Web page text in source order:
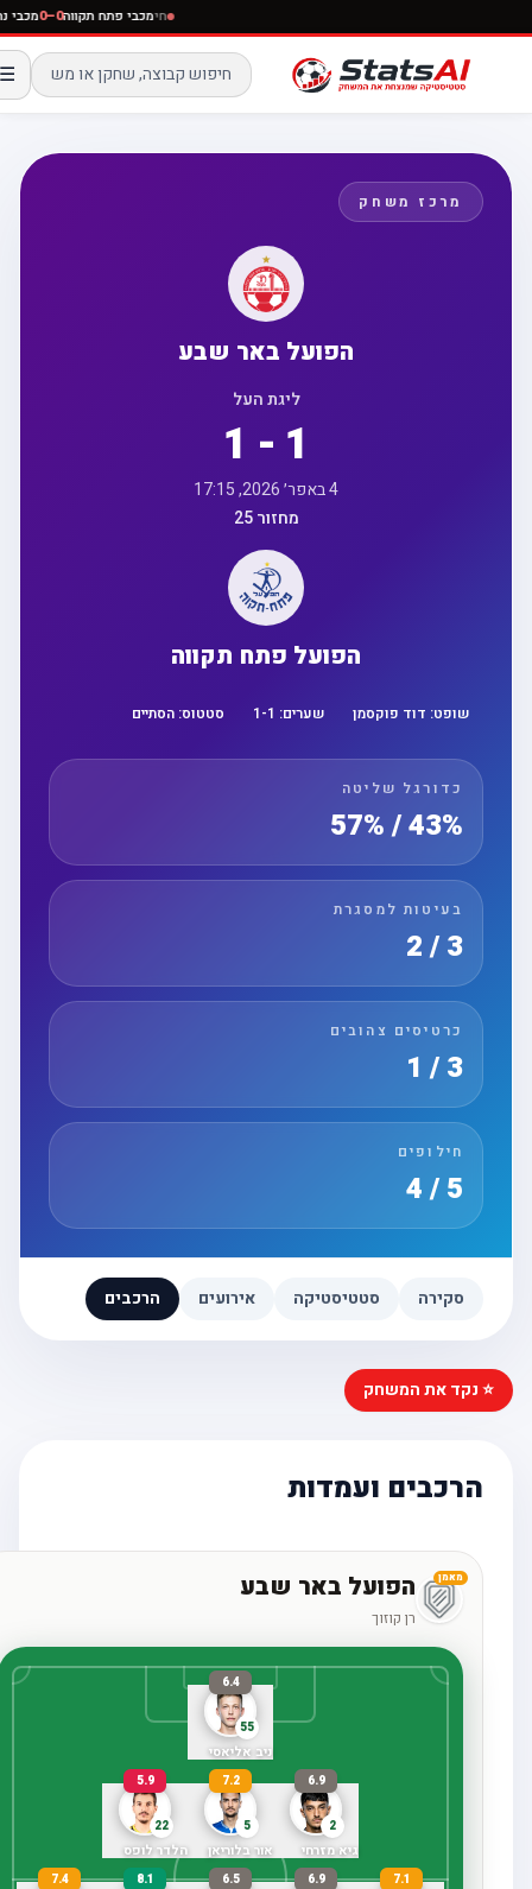
חימכבי פתח תקווה0–0
☰
מרכז משחק
הפועל באר שבע
ליגת העל
1 - 1
מחזור 25
הפועל פתח תקווה
שופט:דוד פוקסמן שערים: 1-1 סטטוס:הסתיים
כדורגל שליטה
43% / 57%
בעיטות למסגרת
כרטיסים צהובים
חילופים
סקירה סטטיסטיקה אירועים הרכבים
⭐ נקד את המשחק
הרכבים ועמדות
מאמן הפועל באר שבע
רן קוזוך
55
6.4
ניב אליאסי
6.9
גיא מזרחי
7.2
אור בלוריאן
5.9
הלדר לופס
7.1
6.9
6.5
8.1
7.4